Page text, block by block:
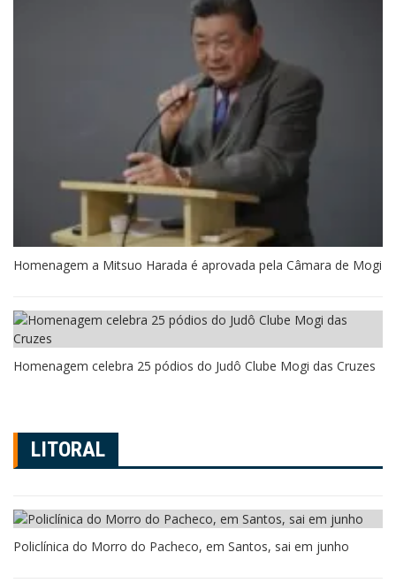
Homenagem a Mitsuo Harada é aprovada pela Câmara de Mogi
Homenagem celebra 25 pódios do Judô Clube Mogi das Cruzes
LITORAL
Policlínica do Morro do Pacheco, em Santos, sai em junho